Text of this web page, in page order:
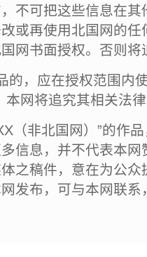
不可把这些信息在
或再使用北国网的
网书面授权。否则将
的，应在授权范围内
本网将追究其相关法
（非北国网）”的作
信息，并不代表本
之稿件，意在为公
发布，可与本网联